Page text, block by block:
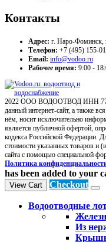
Контакты
Адрес: г. Наро-Фоминск,
Телефон: +7 (495) 155-
Email: info@vodoo.ru
Рабочее время: 9:00 -
2022 ООО ВОДООТВОД ИНН
данный интернет-сайт, а также
нём, носит исключительно
является публичной офертой,
кодекса Российской Федерации.
стоимости указанных товаров и
сайта с помощью специальной
Политика
has been added to your
View Cart Checkout
Водоотводные
Из